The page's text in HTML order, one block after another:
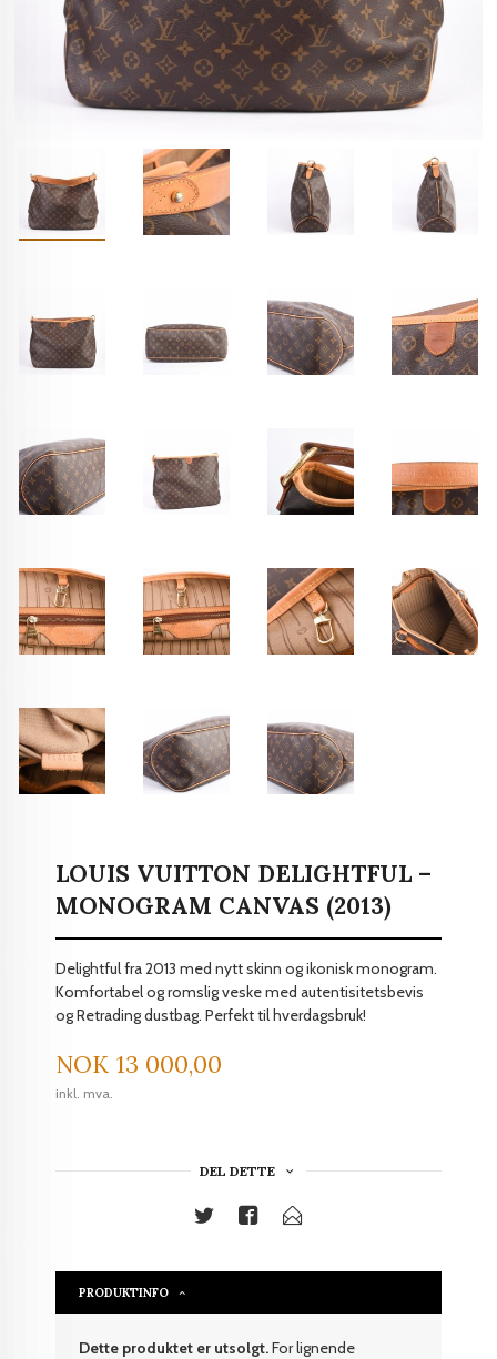
LOUIS VUITTON DELIGHTFUL –
MONOGRAM CANVAS (2013)
Delightful fra 2013 med nytt skinn og ikonisk monogram.
Komfortabel og romslig veske med autentisitetsbevis
og Retrading dustbag. Perfekt til hverdagsbruk!
Pris
NOK 13 000,00
inkl. mva.
DEL DETTE
PRODUKTINFO
Dette produktet er utsolgt.For lignende